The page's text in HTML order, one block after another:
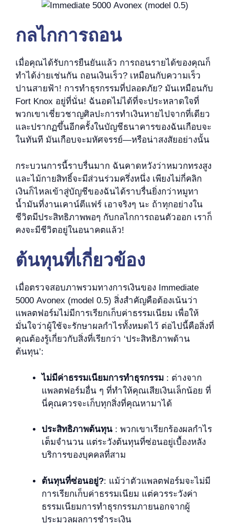
กลไกการถอน
เมื่อคุณได้รับการยืนยันแล้ว การถอนรายได้ของคุณก็
ทำได้ง่ายเช่นกัน ถอนเงินเร็ว? เหมือนกับความเร็ว
ปานสายฟ้า! การทำธุรกรรมที่ปลอดภัย? มันเหมือนกับ
Fort Knox อยู่ที่นั่น! ฉันอดไม่ได้ที่จะประหลาดใจที่
พวกเขาเชี่ยวชาญศิลปะการทำเงินหายไปจากที่เดียว
และปรากฏขึ้นอีกครั้งในบัญชีธนาคารของฉันเกือบจะ
ในทันที มันเกือบจะมหัศจรรย์—หรือน่าสงสัยอย่างนั้น
กระบวนการนี้ราบรื่นมาก ฉันคาดหวังว่าหมวกทรงสูง
และไม้กายสิทธิ์จะมีส่วนร่วมครึ่งหนึ่ง เพียงไม่กี่คลิก
เงินก็ไหลเข้าสู่บัญชีของฉันได้ราบรื่นยิ่งกว่าหมูทา
น้ำมันที่งานเคาน์ตีแฟร์ เอาจริงๆ นะ ถ้าทุกอย่างใน
ชีวิตมีประสิทธิภาพพอๆ กับกลไกการถอนตัวออก เราก็
คงจะมีชีวิตอยู่ในอนาคตแล้ว!
ต้นทุนที่เกี่ยวข้อง
เมื่อตรวจสอบภาพรวมทางการเงินของ Immediate
5000 Avonex (model 0.5) สิ่งสำคัญคือต้องเน้นว่า
แพลตฟอร์มไม่มีการเรียกเก็บค่าธรรมเนียม เพื่อให้
มั่นใจว่าผู้ใช้จะรักษาผลกำไรทั้งหมดไว้ ต่อไปนี้คือสิ่งที่
คุณต้องรู้เกี่ยวกับสิ่งที่เรียกว่า ‘ประสิทธิภาพด้าน
ต้นทุน’:
ไม่มีค่าธรรมเนียมการทำธุรกรรม : ต่างจาก
แพลตฟอร์มอื่น ๆ ที่ทำให้คุณเสียเงินเล็กน้อย ที่
นี่คุณควรจะเก็บทุกสิ่งที่คุณหามาได้
ประสิทธิภาพต้นทุน : พวกเขาเรียกร้องผลกำไร
เต็มจำนวน แต่ระวังต้นทุนที่ซ่อนอยู่เบื้องหลัง
บริการของบุคคลที่สาม
ต้นทุนที่ซ่อนอยู่?: แม้ว่าตัวแพลตฟอร์มจะไม่มี
การเรียกเก็บค่าธรรมเนียม แต่ควรระวังค่า
ธรรมเนียมการทำธุรกรรมภายนอกจากผู้
ประมวลผลการชำระเงิน